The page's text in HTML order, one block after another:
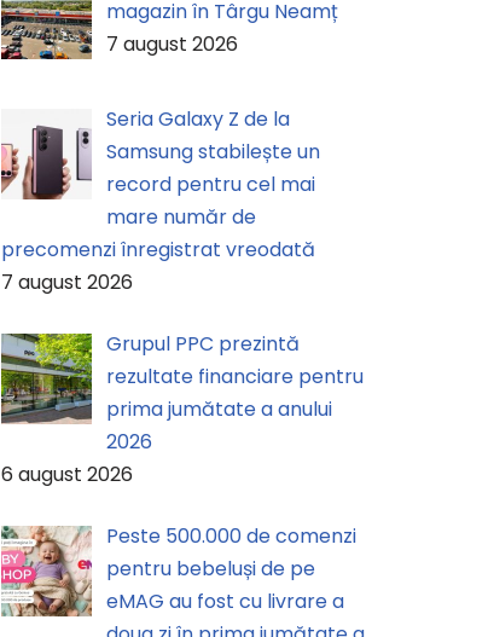
magazin în Târgu Neamț
7 august 2026
Seria Galaxy Z de la
Samsung stabilește un
record pentru cel mai
mare număr de
precomenzi înregistrat vreodată
7 august 2026
Grupul PPC prezintă
rezultate financiare pentru
prima jumătate a anului
2026
6 august 2026
Peste 500.000 de comenzi
pentru bebeluși de pe
eMAG au fost cu livrare a